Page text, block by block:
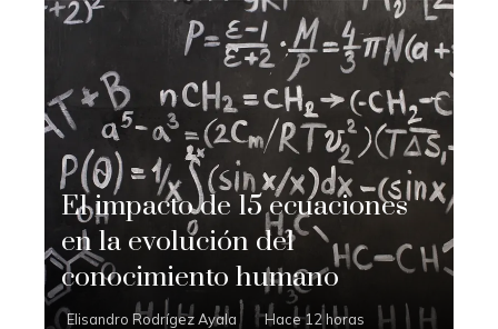
El impacto de 15 ecuaciones
en la evolución del
conocimiento humano
Elisandro Rodrígez Ayala Hace 12 horas